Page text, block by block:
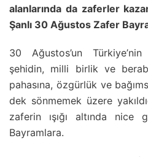
alanlarında da zaferler
Şanlı 30 Ağustos Zafer
30 Ağustos’un
şehidin, milli birlik ve
pahasına, özgürlük ve
dek sönmemek üzere
zaferin ışığı altında
Bayramlara.